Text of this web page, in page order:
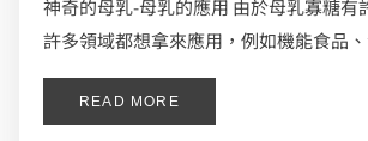
神奇的母乳-母乳的應用 由於母乳寡糖有
許多領域都想拿來應用，例如機能食品
READ MORE